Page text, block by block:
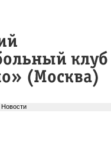
Новости